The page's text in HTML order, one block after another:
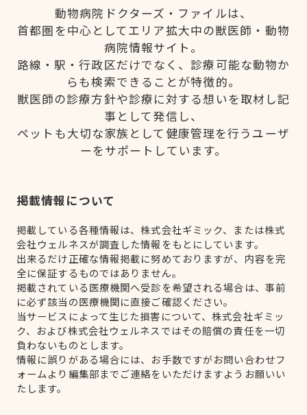
動物病院ドクターズ・ファイルは、
首都圏を中心としてエリア拡大中の獣医師・動物
病院情報サイト。
路線・駅・行政区だけでなく、診療可能な動物か
らも検索できることが特徴的。
獣医師の診療方針や診療に対する想いを取材し記
事として発信し、
ペットも大切な家族として健康管理を行うユーザ
ーをサポートしています。
掲載情報について
掲載している各種情報は、株式会社ギミック、または株式
会社ウェルネスが調査した情報をもとにしています。
出来るだけ正確な情報掲載に努めておりますが、内容を完
全に保証するものではありません。
掲載されている医療機関へ受診を希望される場合は、事前
に必ず該当の医療機関に直接ご確認ください。
当サービスによって生じた損害について、株式会社ギミッ
ク、および株式会社ウェルネスではその賠償の責任を一切
負わないものとします。
情報に誤りがある場合には、お手数ですがお問い合わせフ
ォームより編集部までご連絡をいただけますようお願いい
たします。